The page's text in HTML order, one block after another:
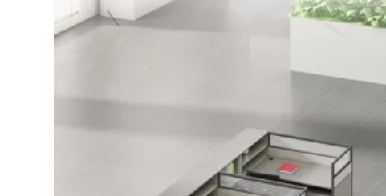
Bếp từ-Bếp hồng ngoại
Chậu rửa bát
Giá để bát đĩa đa năng
Kệ góc liên hoàn